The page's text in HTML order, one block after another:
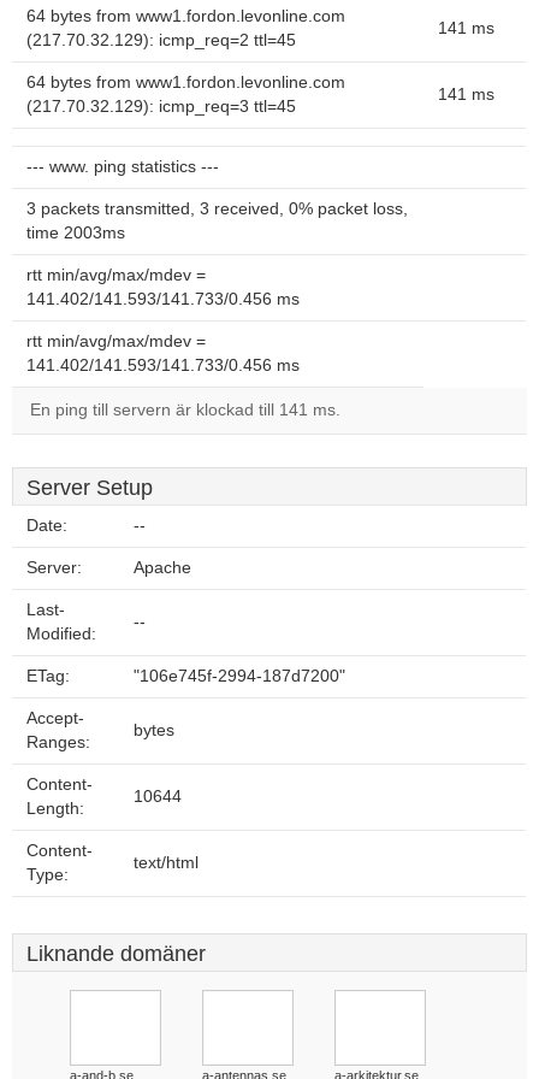
64 bytes from www1.fordon.levonline.com
(217.70.32.129): icmp_req=2 ttl=45
141 ms
64 bytes from www1.fordon.levonline.com
(217.70.32.129): icmp_req=3 ttl=45
141 ms
--- www. ping statistics ---
3 packets transmitted, 3 received, 0% packet loss,
time 2003ms
rtt min/avg/max/mdev =
141.402/141.593/141.733/0.456 ms
rtt min/avg/max/mdev =
141.402/141.593/141.733/0.456 ms
En ping till servern är klockad till 141 ms.
Server Setup
Date: --
Server: Apache
Last-
Modified:
--
ETag: "106e745f-2994-187d7200"
Accept-
Ranges:
bytes
Content-
Length:
10644
Content-
Type:
text/html
Liknande domäner
a-and-b.se a-antennas.se a-arkitektur.se